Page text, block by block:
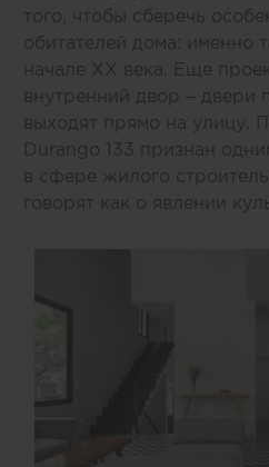
того, чтобы сберечь
обитателей дома: именно
начале XX века. Еще
внутренний двор – двери
выходят прямо на улицу.
Durango 133 признан
в сфере жилого
говорят как о явлении